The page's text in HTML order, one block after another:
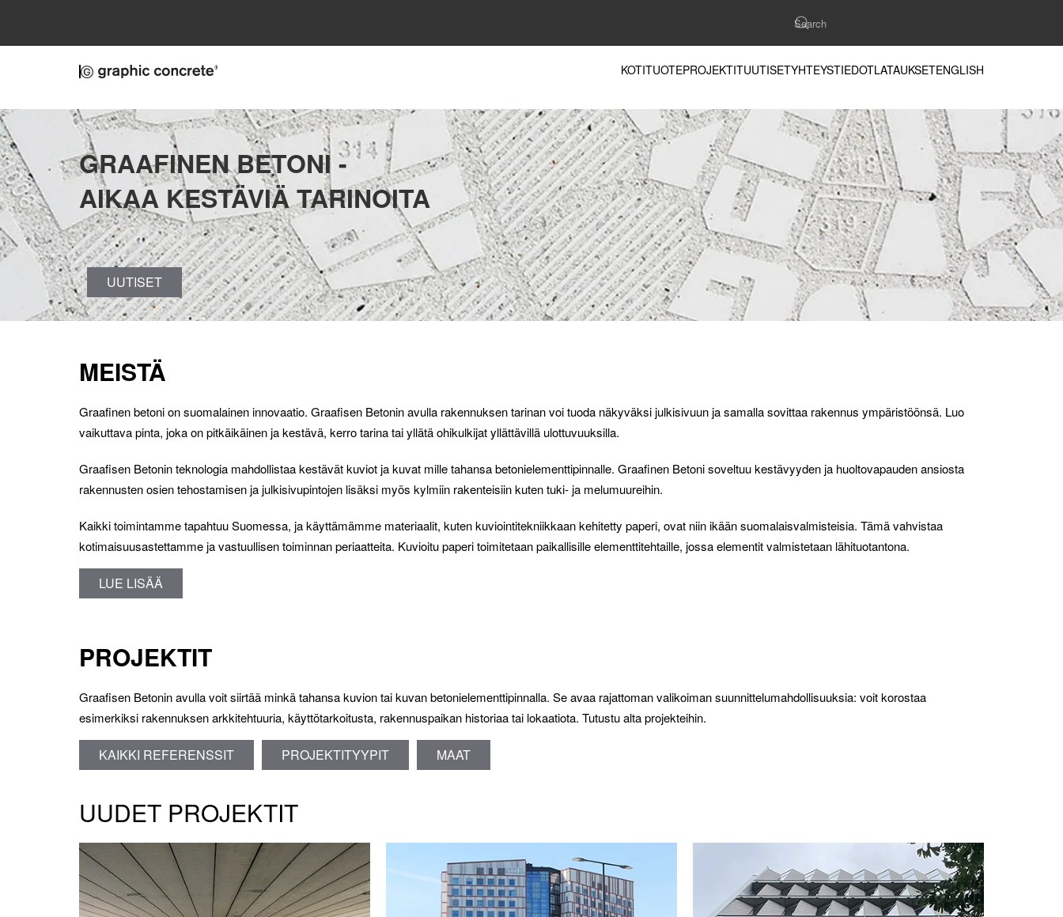
KOTITUOTEPROJEKTITUUTISETYHTEYSTIEDOTLATAUKSETENGLISH
GRAAFINEN BETONI -
AIKAA KESTÄVIÄ TARINOITA
UUTISET
MEISTÄ
Graafinen betoni on suomalainen innovaatio. Graafisen Betonin avulla rakennuksen tarinan voi tuoda näkyväksi julkisivuun ja samalla sovittaa rakennus ympäristöönsä. Luo
vaikuttava pinta, joka on pitkäikäinen ja kestävä, kerro tarina tai yllätä ohikulkijat yllättävillä ulottuvuuksilla.
Graafisen Betonin teknologia mahdollistaa kestävät kuviot ja kuvat mille tahansa betonielementtipinnalle. Graafinen Betoni soveltuu kestävyyden ja huoltovapauden ansiosta
rakennusten osien tehostamisen ja julkisivupintojen lisäksi myös kylmiin rakenteisiin kuten tuki- ja melumuureihin.
Kaikki toimintamme tapahtuu Suomessa, ja käyttämämme materiaalit, kuten kuviointitekniikkaan kehitetty paperi, ovat niin ikään suomalaisvalmisteisia. Tämä vahvistaa
kotimaisuusastettamme ja vastuullisen toiminnan periaatteita. Kuvioitu paperi toimitetaan paikallisille elementtitehtaille, jossa elementit valmistetaan lähituotantona.
LUE LISÄÄ
PROJEKTIT
Graafisen Betonin avulla voit siirtää minkä tahansa kuvion tai kuvan betonielementtipinnalla. Se avaa rajattoman valikoiman suunnittelumahdollisuuksia: voit korostaa
esimerkiksi rakennuksen arkkitehtuuria, käyttötarkoitusta, rakennuspaikan historiaa tai lokaatiota. Tutustu alta projekteihin.
KAIKKI REFERENSSIT PROJEKTITYYPIT MAAT
UUDET PROJEKTIT